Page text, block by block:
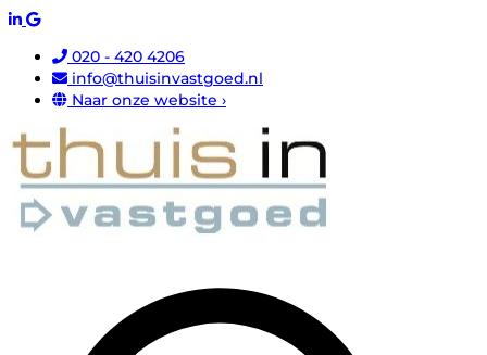
020 - 420 4206
info@thuisinvastgoed.nl
Naar onze website ›